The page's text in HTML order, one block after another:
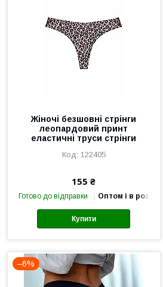
Жіночі безшовні стрінги
леопардовий принт
еластичні труси стрінги
122405
155 ₴
Готово до відправки Оптом і в роздріб
Купити
–6%